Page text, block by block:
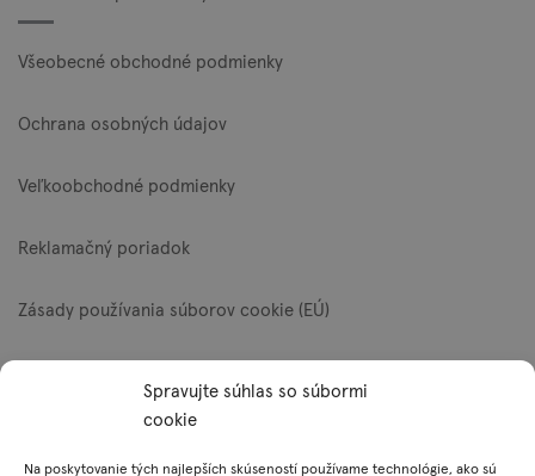
Spravujte súhlas so súbormi
cookie
Na poskytovanie tých najlepších skúseností používame technológie, ako sú
Všeobecné obchodné podmienky
Ochrana osobných údajov
Veľkoobchodné podmienky
Reklamačný poriadok
Zásady používania súborov cookie (EÚ)
Platobné metódy
Visa MasterCardPayPal